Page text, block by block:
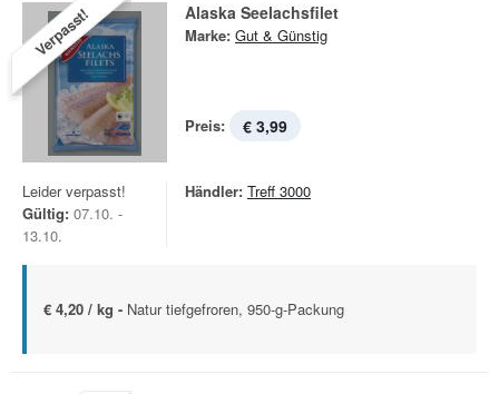
Verpasst! Alaska Seelachsfilet
Marke: Gut & Günstig
Preis: € 3,99
Leider verpasst!
Gültig: 07.10. -
13.10.
Händler: Treff 3000
€ 4,20 / kg - Natur tiefgefroren, 950-g-Packung